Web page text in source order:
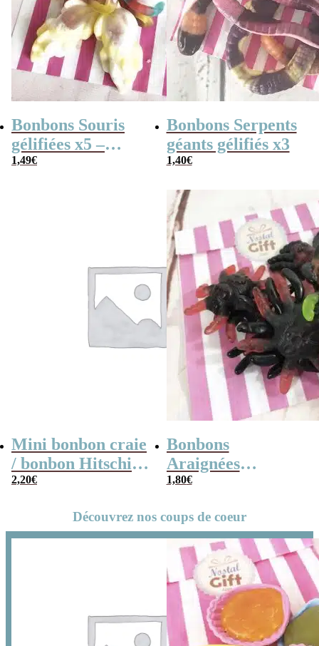
Bonbons Souris
gélifiées x5 –
Mimi la souris –
1,49€
Bonbons Serpents
géants gélifiés x3
1,40€
Mini bonbon craie
/ bonbon Hitschies
acide au fruit x 40
2,20€
Bonbons
Araignées
Tarentules
1,80€
Découvrez nos coups de coeur